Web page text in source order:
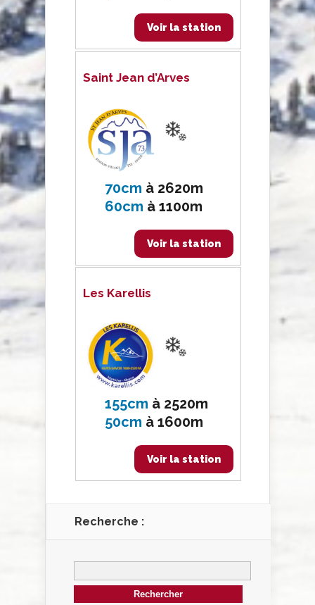
Voir la station
Saint Jean d’Arves
70cm à 2620m
60cm à1100m
Voir la station
Les Karellis
155cm à 2520m
50cm à1600m
Voir la station
Recherche :